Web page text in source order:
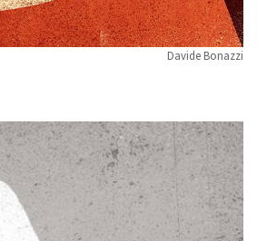
Davide Bonazzi